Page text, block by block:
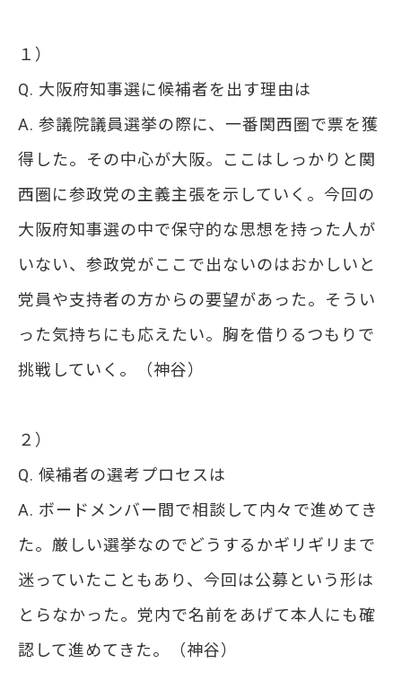
１）
Q. 大阪府知事選に候補者を出す理由は
A. 参議院議員選挙の際に、一番関西圏で票を獲
得した。その中心が大阪。ここはしっかりと関
西圏に参政党の主義主張を示していく。今回の
大阪府知事選の中で保守的な思想を持った人が
いない、参政党がここで出ないのはおかしいと
党員や支持者の方からの要望があった。そうい
った気持ちにも応えたい。胸を借りるつもりで
挑戦していく。（神谷）
２）
Q. 候補者の選考プロセスは
A. ボードメンバー間で相談して内々で進めてき
た。厳しい選挙なのでどうするかギリギリまで
迷っていたこともあり、今回は公募という形は
とらなかった。党内で名前をあげて本人にも確
認して進めてきた。（神谷）